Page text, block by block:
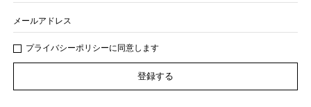
メールアドレス
プライバシーポリシーに同意します
登録する